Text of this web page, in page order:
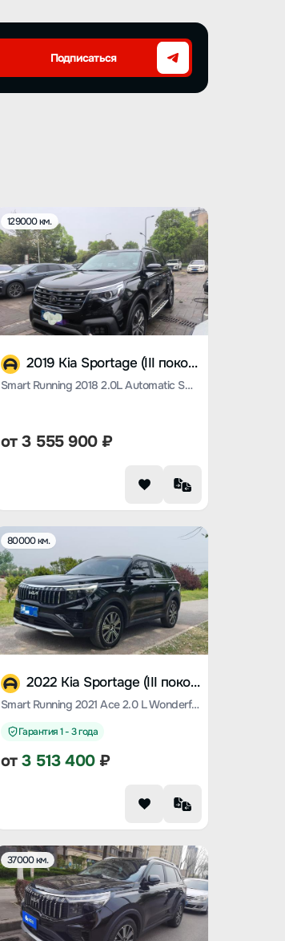
Подписаться
129000 км.
2019 Kia Sportage (III поколение)
Smart Running 2018 2.0L Automatic Smart Enjoy Deluxe Edition Country V
от3 555 900₽
80000 км.
2022 Kia Sportage (III поколение)
Smart Running 2021 Ace 2.0 L Wonderful Version
Гарантия 1 - 3 года
от3 513 400₽
37000 км.